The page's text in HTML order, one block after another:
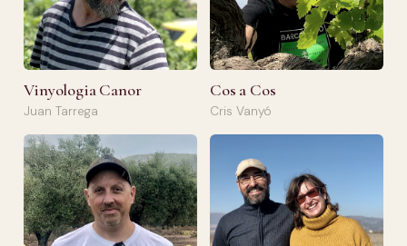
Vinyologia Canor
Juan Tarrega
Cos a Cos
Cris Vanyó